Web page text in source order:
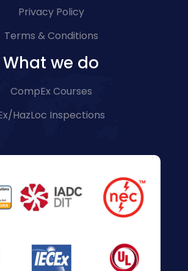
Privacy Policy
Terms & Conditions
What we do
CompEx Courses
HazLoc Inspections